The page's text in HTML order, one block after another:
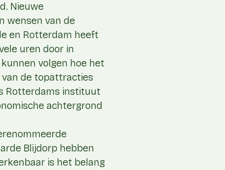
Nieuwe
wensen van de
en Rotterdam heeft
uren door in
volgen hoe het
de topattracties
Rotterdams instituut
achtergrond
Blijdorp hebben
is het belang